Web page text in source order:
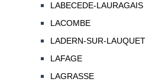
LABECEDE-LAURAGAIS
LACOMBE
LADERN-SUR-LAUQUET
LAFAGE
LAGRASSE